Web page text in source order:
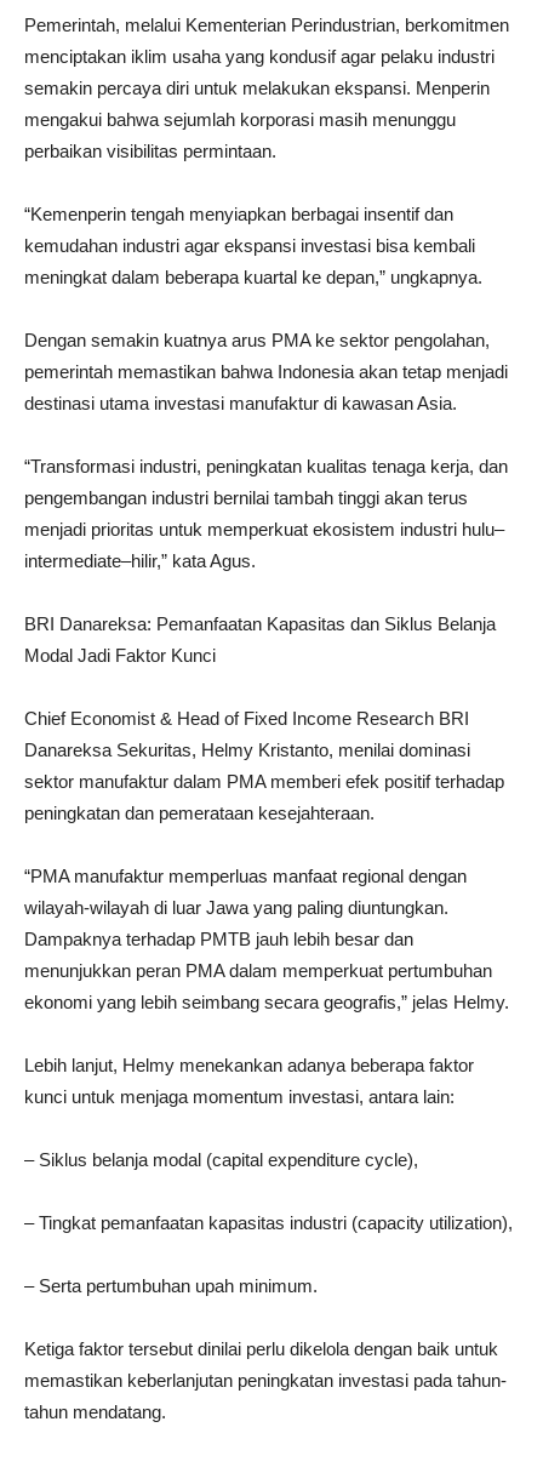
Pemerintah, melalui Kementerian Perindustrian, berkomitmen
menciptakan iklim usaha yang kondusif agar pelaku industri
semakin percaya diri untuk melakukan ekspansi. Menperin
mengakui bahwa sejumlah korporasi masih menunggu
perbaikan visibilitas permintaan.
“Kemenperin tengah menyiapkan berbagai insentif dan
kemudahan industri agar ekspansi investasi bisa kembali
meningkat dalam beberapa kuartal ke depan,” ungkapnya.
Dengan semakin kuatnya arus PMA ke sektor pengolahan,
pemerintah memastikan bahwa Indonesia akan tetap menjadi
destinasi utama investasi manufaktur di kawasan Asia.
“Transformasi industri, peningkatan kualitas tenaga kerja, dan
pengembangan industri bernilai tambah tinggi akan terus
menjadi prioritas untuk memperkuat ekosistem industri hulu–
intermediate–hilir,” kata Agus.
BRI Danareksa: Pemanfaatan Kapasitas dan Siklus Belanja
Modal Jadi Faktor Kunci
Chief Economist & Head of Fixed Income Research BRI
Danareksa Sekuritas, Helmy Kristanto, menilai dominasi
sektor manufaktur dalam PMA memberi efek positif terhadap
peningkatan dan pemerataan kesejahteraan.
“PMA manufaktur memperluas manfaat regional dengan
wilayah-wilayah di luar Jawa yang paling diuntungkan.
Dampaknya terhadap PMTB jauh lebih besar dan
menunjukkan peran PMA dalam memperkuat pertumbuhan
ekonomi yang lebih seimbang secara geografis,” jelas Helmy.
Lebih lanjut, Helmy menekankan adanya beberapa faktor
kunci untuk menjaga momentum investasi, antara lain:
– Siklus belanja modal (capital expenditure cycle),
– Tingkat pemanfaatan kapasitas industri (capacity utilization),
– Serta pertumbuhan upah minimum.
Ketiga faktor tersebut dinilai perlu dikelola dengan baik untuk
memastikan keberlanjutan peningkatan investasi pada tahun-
tahun mendatang.